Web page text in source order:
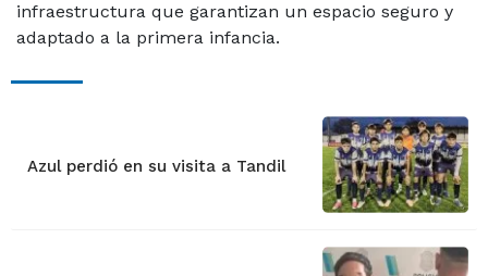
infraestructura que garantizan un espacio seguro y
adaptado a la primera infancia.
Azul perdió en su visita a Tandil